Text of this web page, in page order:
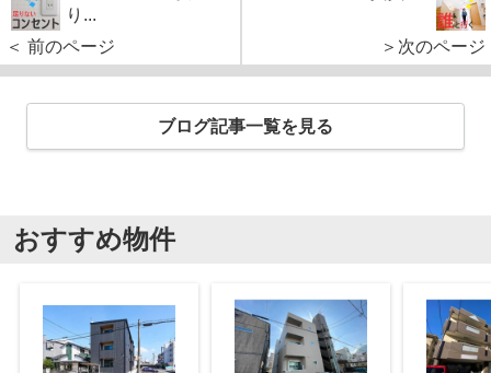
り...
＜ 前のページ
＞次のページ
ブログ記事一覧を見る
おすすめ物件